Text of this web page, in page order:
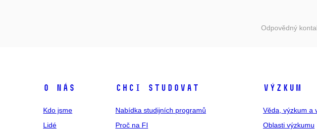
Odpovědný
O NÁS
Kdo jsme
Lidé
CHCI STUDOVAT
Nabídka studijních programů
Proč na FI
VÝZKUM
Věda, výzkum a
Oblasti výzkumu